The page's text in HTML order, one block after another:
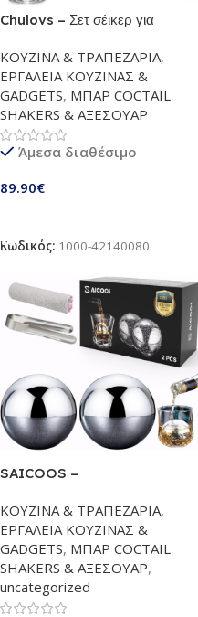
Chulovs – Σετ σέικερ για
Bartender Σετ από ανοξείδωτο
ατσάλι με ακρυλική βάση |
Επαγγελματικά εργαλεία μπαρ
για ανάμειξη ποτών
ΚΟΥΖΙΝΑ & ΤΡΑΠΕΖΑΡΙΑ,
ΕΡΓΑΛΕΙΑ ΚΟΥΖΙΝΑΣ &
GADGETS, ΜΠΑΡ COCTAIL
SHAKERS & ΑΞΕΣΟΥΑΡ
Άμεσα διαθέσιμο
89.90€
Κωδικός: 1000-42140080
SAICOOS –
Σφαίρες Πάγου (Σετ 2 τεμ.) |
Ανοξείδωτες Σφαίρες Whisky με
Τεχνολογία Ταχείας Ψύξης |
Ιδανικές για Whisky, Vodka,
Κρασί & Ποτά (55 mm)
ΚΟΥΖΙΝΑ & ΤΡΑΠΕΖΑΡΙΑ,
ΕΡΓΑΛΕΙΑ ΚΟΥΖΙΝΑΣ &
GADGETS, ΜΠΑΡ COCTAIL
SHAKERS & ΑΞΕΣΟΥΑΡ,
uncategorized